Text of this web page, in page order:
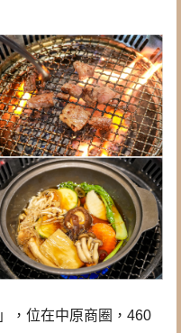
」，位在中原商圈，460